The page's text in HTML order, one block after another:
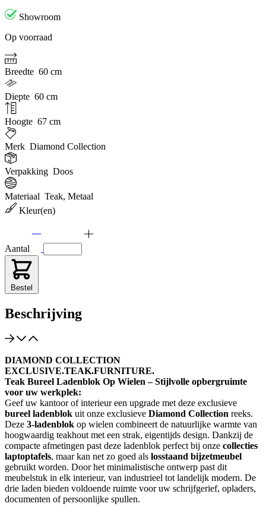
Showroom
Op voorraad
Breedte 60 cm
Diepte 60 cm
Hoogte 67 cm
Merk Diamond Collection
Verpakking Doos
Materiaal Teak, Metaal
Kleur(en)
Aantal
Bestel
Beschrijving
DIAMOND COLLECTION
EXCLUSIVE.TEAK.FURNITURE.
Teak Bureel Ladenblok Op Wielen – Stijlvolle opbergruimte
voor uw werkplek:
Geef uw kantoor of interieur een upgrade met deze exclusieve
bureel ladenblok uit onze exclusieve Diamond Collection reeks.
Deze 3-ladenblok op wielen combineert de natuurlijke warmte van
hoogwaardig teakhout met een strak, eigentijds design. Dankzij de
compacte afmetingen past deze ladenblok perfect bij onze collecties
laptoptafels, maar kan net zo goed als losstaand bijzetmeubel
gebruikt worden. Door het minimalistische ontwerp past dit
meubelstuk in elk interieur, van industrieel tot landelijk modern. De
drie laden bieden voldoende ruimte voor uw schrijfgerief, opladers,
documenten of persoonlijke spullen.